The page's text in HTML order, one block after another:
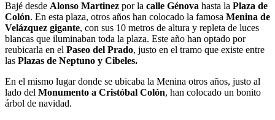
Bajé desde Alonso Martinez por la calle Génova hasta la Plaza de
Colón. En esta plaza, otros años han colocado la famosa Menina de
Velázquez gigante, con sus 10 metros de altura y repleta de luces
blancas que iluminaban toda la plaza. Este año han optado por
reubicarla en el Paseo del Prado, justo en el tramo que existe entre
las Plazas de Neptuno y Cibeles.
En el mismo lugar donde se ubicaba la Menina otros años, justo al
lado del Monumento a Cristóbal Colón, han colocado un bonito
árbol de navidad.